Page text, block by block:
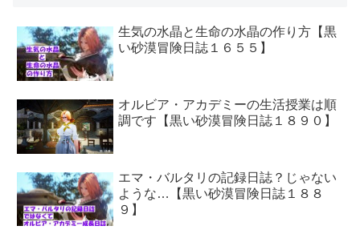
生気の水晶と生命の水晶の作り方【黒
い砂漠冒険日誌１６５５】
オルビア・アカデミーの生活授業は順
調です【黒い砂漠冒険日誌１８９０】
エマ・バルタリの記録日誌？じゃない
ような…【黒い砂漠冒険日誌１８８
９】